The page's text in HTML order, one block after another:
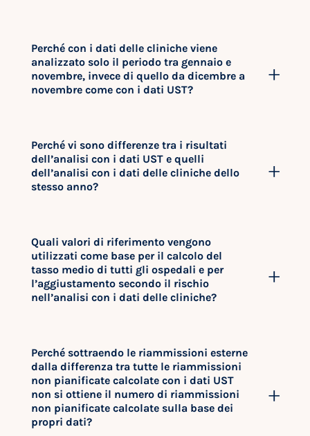
Perché con i dati delle cliniche viene
analizzato solo il periodo tra gennaio e
novembre, invece di quello da dicembre a
novembre come con i dati UST?
Perché vi sono differenze tra i risultati
dell’analisi con i dati UST e quelli
dell’analisi con i dati delle cliniche dello
stesso anno?
Quali valori di riferimento vengono
utilizzati come base per il calcolo del
tasso medio di tutti gli ospedali e per
l’aggiustamento secondo il rischio
nell’analisi con i dati delle cliniche?
Perché sottraendo le riammissioni esterne
dalla differenza tra tutte le riammissioni
non pianificate calcolate con i dati UST
non si ottiene il numero di riammissioni
non pianificate calcolate sulla base dei
propri dati?